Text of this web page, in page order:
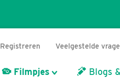
Registreren Veelgestelde
Filmpjes Blogs